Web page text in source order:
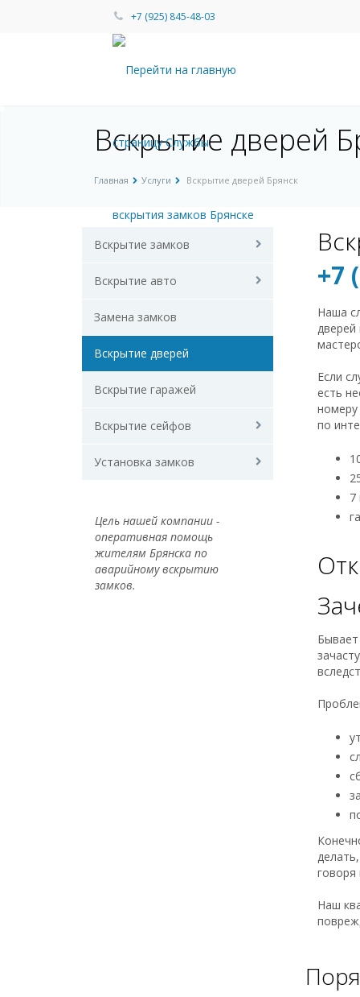
+7 (925) 845-48-03
Вскрытие дверей
Главная Услуги Вскрытие дверей Брянск
Вскрытие замков
Вскрытие авто
Замена замков
Вскрытие дверей
Вскрытие гаражей
Вскрытие сейфов
Установка замков
Цель нашей компании -
оперативная помощь
жителям Брянска по
аварийному вскрытию
замков.
+7
Наша
дверей
Если
есть
по
7
говоря
Наш